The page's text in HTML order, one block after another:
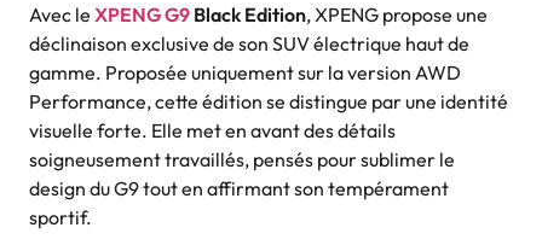
Avec le XPENG G9 Black Edition, XPENG propose une
déclinaison exclusive de son SUV électrique haut de
gamme. Proposée uniquement sur la version AWD
Performance, cette édition se distingue par une identité
visuelle forte. Elle met en avant des détails
soigneusement travaillés, pensés pour sublimer le
design du G9 tout en affirmant son tempérament
sportif.